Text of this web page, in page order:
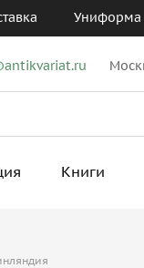
Униформа
Книги